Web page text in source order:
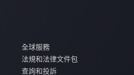
全球服務
法規和法律文件包
查詢和投訴